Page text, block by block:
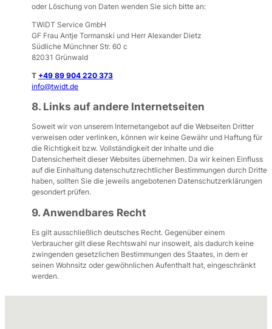
oder Löschung von Daten wenden Sie sich bitte an:
TWiDT Service GmbH
GF Frau Antje Tormanski und Herr Alexander Dietz
Südliche Münchner Str. 60 c
82031 Grünwald
T +49 89 904 220 373
info@twidt.de
8. Links auf andere Internetseiten
Soweit wir von unserem Internetangebot auf die Webseiten Dritter
verweisen oder verlinken, können wir keine Gewähr und Haftung für
die Richtigkeit bzw. Vollständigkeit der Inhalte und die
Datensicherheit dieser Websites übernehmen. Da wir keinen Einfluss
auf die Einhaltung datenschutzrechtlicher Bestimmungen durch Dritte
haben, sollten Sie die jeweils angebotenen Datenschutzerklärungen
gesondert prüfen.
9. Anwendbares Recht
Es gilt ausschließlich deutsches Recht. Gegenüber einem
Verbraucher gilt diese Rechtswahl nur insoweit, als dadurch keine
zwingenden gesetzlichen Bestimmungen des Staates, in dem er
seinen Wohnsitz oder gewöhnlichen Aufenthalt hat, eingeschränkt
werden.